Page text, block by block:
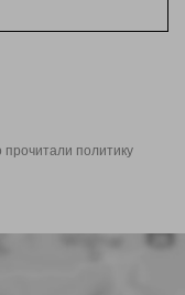
политику